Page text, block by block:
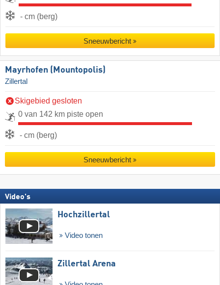
- cm (berg)
Sneeuwbericht
Mayrhofen (Mountopolis)
Zillertal
Skigebied gesloten
0 van 142 km piste open
- cm (berg)
Sneeuwbericht
Video's
Hochzillertal
Video tonen
Zillertal Arena